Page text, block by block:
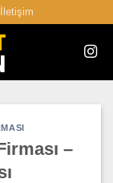
İletişim
–